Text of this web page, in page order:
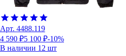
Арт. 4488.119
4 590 ₽5 100 ₽-10%
В наличии 12 шт